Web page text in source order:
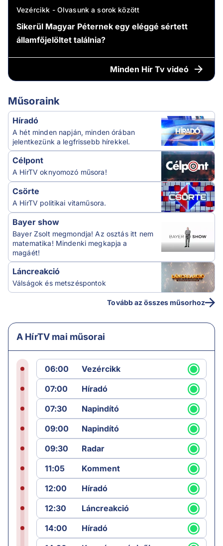
Vezércikk - Olvasunk a sorok között
Sikerül Magyar Péternek egy eléggé sértett
államfőjelöltet találnia?
Minden Hír Tv videó
Műsoraink
Híradó
A hét minden napján, minden órában
jelentkezünk a legfrissebb hírekkel.
Célpont
A HírTV oknyomozó műsora!
Csörte
A HírTV politikai vitaműsora.
Bayer show
Bayer Zsolt megmondja! Az osztás itt nem
matematika! Mindenki megkapja a
magáét!
Láncreakció
Válságok és metszéspontok
Tovább az összes műsorhoz
A HírTV mai műsorai
06:00
Vezércikk
07:00
Híradó
07:30
Napindító
09:00
Napindító
09:30
Radar
11:05
Komment
12:00
Híradó
12:30
Láncreakció
14:00
Híradó